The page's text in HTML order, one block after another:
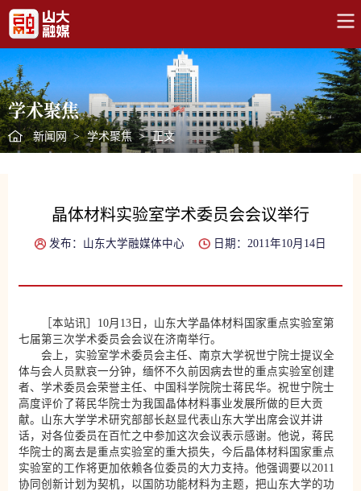
学术聚焦
新闻网 > 学术聚焦 > 正文
晶体材料实验室学术委员会会议举行
发布：山东大学融媒体中心 日期：2011年10月14日
［本站讯］10月13日，山东大学晶体材料国家重点实验室第
七届第三次学术委员会会议在济南举行。
会上，实验室学术委员会主任、南京大学祝世宁院士提议全
体与会人员默哀一分钟，缅怀不久前因病去世的重点实验室创建
者、学术委员会荣誉主任、中国科学院院士蒋民华。祝世宁院士
高度评价了蒋民华院士为我国晶体材料事业发展所做的巨大贡
献。山东大学学术研究部部长赵显代表山东大学出席会议并讲
话，对各位委员在百忙之中参加这次会议表示感谢。他说，蒋民
华院士的离去是重点实验室的重大损失，今后晶体材料国家重点
实验室的工作将更加依赖各位委员的大力支持。他强调要以2011
协同创新计划为契机，以国防功能材料为主题，把山东大学的功